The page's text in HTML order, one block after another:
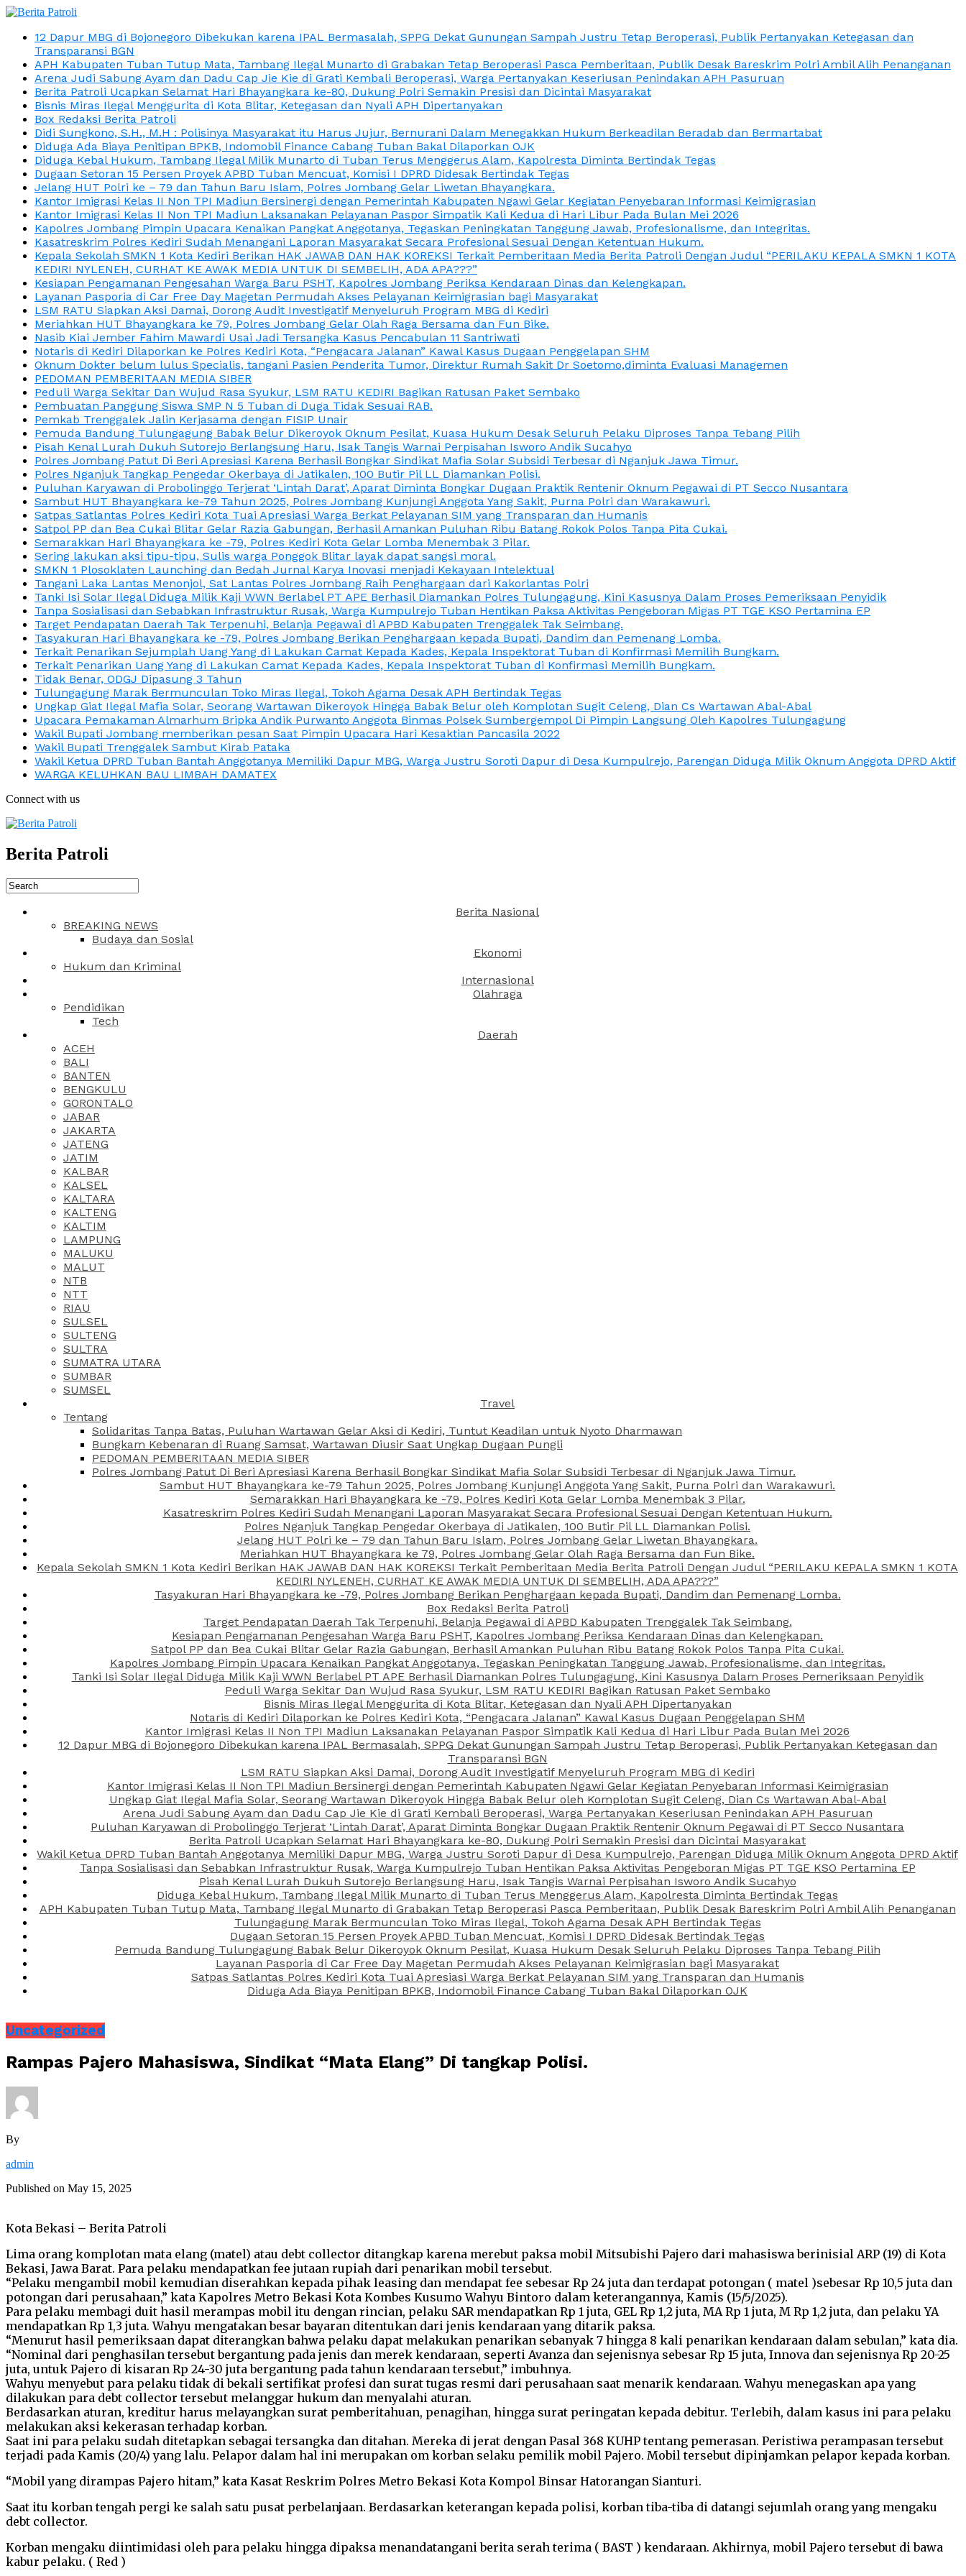
12 Dapur MBG di Bojonegoro Dibekukan karena IPAL Bermasalah, SPPG Dekat Gunungan Sampah Justru Tetap Beroperasi, Publik Pertanyakan Ketegasan dan
Transparansi BGN
APH Kabupaten Tuban Tutup Mata, Tambang Ilegal Munarto di Grabakan Tetap Beroperasi Pasca Pemberitaan, Publik Desak Bareskrim Polri Ambil Alih Penanganan
Arena Judi Sabung Ayam dan Dadu Cap Jie Kie di Grati Kembali Beroperasi, Warga Pertanyakan Keseriusan Penindakan APH Pasuruan
Berita Patroli Ucapkan Selamat Hari Bhayangkara ke-80, Dukung Polri Semakin Presisi dan Dicintai Masyarakat
Bisnis Miras Ilegal Menggurita di Kota Blitar, Ketegasan dan Nyali APH Dipertanyakan
Box Redaksi Berita Patroli
Didi Sungkono, S.H., M.H : Polisinya Masyarakat itu Harus Jujur, Bernurani Dalam Menegakkan Hukum Berkeadilan Beradab dan Bermartabat
Diduga Ada Biaya Penitipan BPKB, Indomobil Finance Cabang Tuban Bakal Dilaporkan OJK
Diduga Kebal Hukum, Tambang Ilegal Milik Munarto di Tuban Terus Menggerus Alam, Kapolresta Diminta Bertindak Tegas
Dugaan Setoran 15 Persen Proyek APBD Tuban Mencuat, Komisi I DPRD Didesak Bertindak Tegas
Jelang HUT Polri ke – 79 dan Tahun Baru Islam, Polres Jombang Gelar Liwetan Bhayangkara.
Kantor Imigrasi Kelas II Non TPI Madiun Bersinergi dengan Pemerintah Kabupaten Ngawi Gelar Kegiatan Penyebaran Informasi Keimigrasian
Kantor Imigrasi Kelas II Non TPI Madiun Laksanakan Pelayanan Paspor Simpatik Kali Kedua di Hari Libur Pada Bulan Mei 2026
Kapolres Jombang Pimpin Upacara Kenaikan Pangkat Anggotanya, Tegaskan Peningkatan Tanggung Jawab, Profesionalisme, dan Integritas.
Kasatreskrim Polres Kediri Sudah Menangani Laporan Masyarakat Secara Profesional Sesuai Dengan Ketentuan Hukum.
Kepala Sekolah SMKN 1 Kota Kediri Berikan HAK JAWAB DAN HAK KOREKSI Terkait Pemberitaan Media Berita Patroli Dengan Judul “PERILAKU KEPALA SMKN 1 KOTA
KEDIRI NYLENEH, CURHAT KE AWAK MEDIA UNTUK DI SEMBELIH, ADA APA???”
Kesiapan Pengamanan Pengesahan Warga Baru PSHT, Kapolres Jombang Periksa Kendaraan Dinas dan Kelengkapan.
Layanan Pasporia di Car Free Day Magetan Permudah Akses Pelayanan Keimigrasian bagi Masyarakat
LSM RATU Siapkan Aksi Damai, Dorong Audit Investigatif Menyeluruh Program MBG di Kediri
Meriahkan HUT Bhayangkara ke 79, Polres Jombang Gelar Olah Raga Bersama dan Fun Bike.
Nasib Kiai Jember Fahim Mawardi Usai Jadi Tersangka Kasus Pencabulan 11 Santriwati
Notaris di Kediri Dilaporkan ke Polres Kediri Kota, “Pengacara Jalanan” Kawal Kasus Dugaan Penggelapan SHM
Oknum Dokter belum lulus Specialis, tangani Pasien Penderita Tumor, Direktur Rumah Sakit Dr Soetomo,diminta Evaluasi Managemen
PEDOMAN PEMBERITAAN MEDIA SIBER
Peduli Warga Sekitar Dan Wujud Rasa Syukur, LSM RATU KEDIRI Bagikan Ratusan Paket Sembako
Pembuatan Panggung Siswa SMP N 5 Tuban di Duga Tidak Sesuai RAB.
Pemkab Trenggalek Jalin Kerjasama dengan FISIP Unair
Pemuda Bandung Tulungagung Babak Belur Dikeroyok Oknum Pesilat, Kuasa Hukum Desak Seluruh Pelaku Diproses Tanpa Tebang Pilih
Pisah Kenal Lurah Dukuh Sutorejo Berlangsung Haru, Isak Tangis Warnai Perpisahan Isworo Andik Sucahyo
Polres Jombang Patut Di Beri Apresiasi Karena Berhasil Bongkar Sindikat Mafia Solar Subsidi Terbesar di Nganjuk Jawa Timur.
Polres Nganjuk Tangkap Pengedar Okerbaya di Jatikalen, 100 Butir Pil LL Diamankan Polisi.
Puluhan Karyawan di Probolinggo Terjerat ‘Lintah Darat’, Aparat Diminta Bongkar Dugaan Praktik Rentenir Oknum Pegawai di PT Secco Nusantara
Sambut HUT Bhayangkara ke-79 Tahun 2025, Polres Jombang Kunjungi Anggota Yang Sakit, Purna Polri dan Warakawuri.
Satpas Satlantas Polres Kediri Kota Tuai Apresiasi Warga Berkat Pelayanan SIM yang Transparan dan Humanis
Satpol PP dan Bea Cukai Blitar Gelar Razia Gabungan, Berhasil Amankan Puluhan Ribu Batang Rokok Polos Tanpa Pita Cukai.
Semarakkan Hari Bhayangkara ke -79, Polres Kediri Kota Gelar Lomba Menembak 3 Pilar.
Sering lakukan aksi tipu-tipu, Sulis warga Ponggok Blitar layak dapat sangsi moral.
SMKN 1 Plosoklaten Launching dan Bedah Jurnal Karya Inovasi menjadi Kekayaan Intelektual
Tangani Laka Lantas Menonjol, Sat Lantas Polres Jombang Raih Penghargaan dari Kakorlantas Polri
Tanki Isi Solar Ilegal Diduga Milik Kaji WWN Berlabel PT APE Berhasil Diamankan Polres Tulungagung, Kini Kasusnya Dalam Proses Pemeriksaan Penyidik
Tanpa Sosialisasi dan Sebabkan Infrastruktur Rusak, Warga Kumpulrejo Tuban Hentikan Paksa Aktivitas Pengeboran Migas PT TGE KSO Pertamina EP
Target Pendapatan Daerah Tak Terpenuhi, Belanja Pegawai di APBD Kabupaten Trenggalek Tak Seimbang.
Tasyakuran Hari Bhayangkara ke -79, Polres Jombang Berikan Penghargaan kepada Bupati, Dandim dan Pemenang Lomba.
Terkait Penarikan Sejumplah Uang Yang di Lakukan Camat Kepada Kades, Kepala Inspektorat Tuban di Konfirmasi Memilih Bungkam.
Terkait Penarikan Uang Yang di Lakukan Camat Kepada Kades, Kepala Inspektorat Tuban di Konfirmasi Memilih Bungkam.
Tidak Benar, ODGJ Dipasung 3 Tahun
Tulungagung Marak Bermunculan Toko Miras Ilegal, Tokoh Agama Desak APH Bertindak Tegas
Ungkap Giat Ilegal Mafia Solar, Seorang Wartawan Dikeroyok Hingga Babak Belur oleh Komplotan Sugit Celeng, Dian Cs Wartawan Abal-Abal
Upacara Pemakaman Almarhum Bripka Andik Purwanto Anggota Binmas Polsek Sumbergempol Di Pimpin Langsung Oleh Kapolres Tulungagung
Wakil Bupati Jombang memberikan pesan Saat Pimpin Upacara Hari Kesaktian Pancasila 2022
Wakil Bupati Trenggalek Sambut Kirab Pataka
Wakil Ketua DPRD Tuban Bantah Anggotanya Memiliki Dapur MBG, Warga Justru Soroti Dapur di Desa Kumpulrejo, Parengan Diduga Milik Oknum Anggota DPRD Aktif
WARGA KELUHKAN BAU LIMBAH DAMATEX
Connect with us
Berita Patroli
Berita Nasional
BREAKING NEWS
Budaya dan Sosial
Ekonomi
Hukum dan Kriminal
Internasional
Olahraga
Pendidikan
Tech
Daerah
ACEH
BALI
BANTEN
BENGKULU
GORONTALO
JABAR
JAKARTA
JATENG
JATIM
KALBAR
KALSEL
KALTARA
KALTENG
KALTIM
LAMPUNG
MALUKU
MALUT
NTB
NTT
RIAU
SULSEL
SULTENG
SULTRA
SUMATRA UTARA
SUMBAR
SUMSEL
Travel
Tentang
Solidaritas Tanpa Batas, Puluhan Wartawan Gelar Aksi di Kediri, Tuntut Keadilan untuk Nyoto Dharmawan
Bungkam Kebenaran di Ruang Samsat, Wartawan Diusir Saat Ungkap Dugaan Pungli
PEDOMAN PEMBERITAAN MEDIA SIBER
Polres Jombang Patut Di Beri Apresiasi Karena Berhasil Bongkar Sindikat Mafia Solar Subsidi Terbesar di Nganjuk Jawa Timur.
Sambut HUT Bhayangkara ke-79 Tahun 2025, Polres Jombang Kunjungi Anggota Yang Sakit, Purna Polri dan Warakawuri.
Semarakkan Hari Bhayangkara ke -79, Polres Kediri Kota Gelar Lomba Menembak 3 Pilar.
Kasatreskrim Polres Kediri Sudah Menangani Laporan Masyarakat Secara Profesional Sesuai Dengan Ketentuan Hukum.
Polres Nganjuk Tangkap Pengedar Okerbaya di Jatikalen, 100 Butir Pil LL Diamankan Polisi.
Jelang HUT Polri ke – 79 dan Tahun Baru Islam, Polres Jombang Gelar Liwetan Bhayangkara.
Meriahkan HUT Bhayangkara ke 79, Polres Jombang Gelar Olah Raga Bersama dan Fun Bike.
Kepala Sekolah SMKN 1 Kota Kediri Berikan HAK JAWAB DAN HAK KOREKSI Terkait Pemberitaan Media Berita Patroli Dengan Judul “PERILAKU KEPALA SMKN 1 KOTA
KEDIRI NYLENEH, CURHAT KE AWAK MEDIA UNTUK DI SEMBELIH, ADA APA???”
Tasyakuran Hari Bhayangkara ke -79, Polres Jombang Berikan Penghargaan kepada Bupati, Dandim dan Pemenang Lomba.
Box Redaksi Berita Patroli
Target Pendapatan Daerah Tak Terpenuhi, Belanja Pegawai di APBD Kabupaten Trenggalek Tak Seimbang.
Kesiapan Pengamanan Pengesahan Warga Baru PSHT, Kapolres Jombang Periksa Kendaraan Dinas dan Kelengkapan.
Satpol PP dan Bea Cukai Blitar Gelar Razia Gabungan, Berhasil Amankan Puluhan Ribu Batang Rokok Polos Tanpa Pita Cukai.
Kapolres Jombang Pimpin Upacara Kenaikan Pangkat Anggotanya, Tegaskan Peningkatan Tanggung Jawab, Profesionalisme, dan Integritas.
Tanki Isi Solar Ilegal Diduga Milik Kaji WWN Berlabel PT APE Berhasil Diamankan Polres Tulungagung, Kini Kasusnya Dalam Proses Pemeriksaan Penyidik
Peduli Warga Sekitar Dan Wujud Rasa Syukur, LSM RATU KEDIRI Bagikan Ratusan Paket Sembako
Bisnis Miras Ilegal Menggurita di Kota Blitar, Ketegasan dan Nyali APH Dipertanyakan
Notaris di Kediri Dilaporkan ke Polres Kediri Kota, “Pengacara Jalanan” Kawal Kasus Dugaan Penggelapan SHM
Kantor Imigrasi Kelas II Non TPI Madiun Laksanakan Pelayanan Paspor Simpatik Kali Kedua di Hari Libur Pada Bulan Mei 2026
12 Dapur MBG di Bojonegoro Dibekukan karena IPAL Bermasalah, SPPG Dekat Gunungan Sampah Justru Tetap Beroperasi, Publik Pertanyakan Ketegasan dan
Transparansi BGN
LSM RATU Siapkan Aksi Damai, Dorong Audit Investigatif Menyeluruh Program MBG di Kediri
Kantor Imigrasi Kelas II Non TPI Madiun Bersinergi dengan Pemerintah Kabupaten Ngawi Gelar Kegiatan Penyebaran Informasi Keimigrasian
Ungkap Giat Ilegal Mafia Solar, Seorang Wartawan Dikeroyok Hingga Babak Belur oleh Komplotan Sugit Celeng, Dian Cs Wartawan Abal-Abal
Arena Judi Sabung Ayam dan Dadu Cap Jie Kie di Grati Kembali Beroperasi, Warga Pertanyakan Keseriusan Penindakan APH Pasuruan
Puluhan Karyawan di Probolinggo Terjerat ‘Lintah Darat’, Aparat Diminta Bongkar Dugaan Praktik Rentenir Oknum Pegawai di PT Secco Nusantara
Berita Patroli Ucapkan Selamat Hari Bhayangkara ke-80, Dukung Polri Semakin Presisi dan Dicintai Masyarakat
Wakil Ketua DPRD Tuban Bantah Anggotanya Memiliki Dapur MBG, Warga Justru Soroti Dapur di Desa Kumpulrejo, Parengan Diduga Milik Oknum Anggota DPRD Aktif
Tanpa Sosialisasi dan Sebabkan Infrastruktur Rusak, Warga Kumpulrejo Tuban Hentikan Paksa Aktivitas Pengeboran Migas PT TGE KSO Pertamina EP
Pisah Kenal Lurah Dukuh Sutorejo Berlangsung Haru, Isak Tangis Warnai Perpisahan Isworo Andik Sucahyo
Diduga Kebal Hukum, Tambang Ilegal Milik Munarto di Tuban Terus Menggerus Alam, Kapolresta Diminta Bertindak Tegas
APH Kabupaten Tuban Tutup Mata, Tambang Ilegal Munarto di Grabakan Tetap Beroperasi Pasca Pemberitaan, Publik Desak Bareskrim Polri Ambil Alih Penanganan
Tulungagung Marak Bermunculan Toko Miras Ilegal, Tokoh Agama Desak APH Bertindak Tegas
Dugaan Setoran 15 Persen Proyek APBD Tuban Mencuat, Komisi I DPRD Didesak Bertindak Tegas
Pemuda Bandung Tulungagung Babak Belur Dikeroyok Oknum Pesilat, Kuasa Hukum Desak Seluruh Pelaku Diproses Tanpa Tebang Pilih
Layanan Pasporia di Car Free Day Magetan Permudah Akses Pelayanan Keimigrasian bagi Masyarakat
Satpas Satlantas Polres Kediri Kota Tuai Apresiasi Warga Berkat Pelayanan SIM yang Transparan dan Humanis
Diduga Ada Biaya Penitipan BPKB, Indomobil Finance Cabang Tuban Bakal Dilaporkan OJK
Uncategorized
Rampas Pajero Mahasiswa, Sindikat “Mata Elang” Di tangkap Polisi.
By
admin
Published on May 15, 2025
Kota Bekasi – Berita Patroli
Lima orang komplotan mata elang (matel) atau debt collector ditangkap karena merebut paksa mobil Mitsubishi Pajero dari mahasiswa berinisial ARP (19) di Kota
Bekasi, Jawa Barat. Para pelaku mendapatkan fee jutaan rupiah dari penarikan mobil tersebut.
“Pelaku mengambil mobil kemudian diserahkan kepada pihak leasing dan mendapat fee sebesar Rp 24 juta dan terdapat potongan ( matel )sebesar Rp 10,5 juta dan
potongan dari perusahaan,” kata Kapolres Metro Bekasi Kota Kombes Kusumo Wahyu Bintoro dalam keterangannya, Kamis (15/5/2025).
Para pelaku membagi duit hasil merampas mobil itu dengan rincian, pelaku SAR mendapatkan Rp 1 juta, GEL Rp 1,2 juta, MA Rp 1 juta, M Rp 1,2 juta, dan pelaku YA
mendapatkan Rp 1,3 juta. Wahyu mengatakan besar bayaran ditentukan dari jenis kendaraan yang ditarik paksa.
“Menurut hasil pemeriksaan dapat diterangkan bahwa pelaku dapat melakukan penarikan sebanyak 7 hingga 8 kali penarikan kendaraan dalam sebulan,” kata dia.
“Nominal dari penghasilan tersebut bergantung pada jenis dan merek kendaraan, seperti Avanza dan sejenisnya sebesar Rp 15 juta, Innova dan sejenisnya Rp 20-25
juta, untuk Pajero di kisaran Rp 24-30 juta bergantung pada tahun kendaraan tersebut,” imbuhnya.
Wahyu menyebut para pelaku tidak di bekali sertifikat profesi dan surat tugas resmi dari perusahaan saat menarik kendaraan. Wahyu menegaskan apa yang
dilakukan para debt collector tersebut melanggar hukum dan menyalahi aturan.
Berdasarkan aturan, kreditur harus melayangkan surat pemberitahuan, penagihan, hingga surat peringatan kepada debitur. Terlebih, dalam kasus ini para pelaku
melakukan aksi kekerasan terhadap korban.
Saat ini para pelaku sudah ditetapkan sebagai tersangka dan ditahan. Mereka di jerat dengan Pasal 368 KUHP tentang pemerasan. Peristiwa perampasan tersebut
terjadi pada Kamis (20/4) yang lalu. Pelapor dalam hal ini merupakan om korban selaku pemilik mobil Pajero. Mobil tersebut dipinjamkan pelapor kepada korban.
“Mobil yang dirampas Pajero hitam,” kata Kasat Reskrim Polres Metro Bekasi Kota Kompol Binsar Hatorangan Sianturi.
Saat itu korban tengah pergi ke salah satu pusat perbelanjaan. Berdasarkan keterangan kepada polisi, korban tiba-tiba di datangi sejumlah orang yang mengaku
debt collector.
Korban mengaku diintimidasi oleh para pelaku hingga dipaksa menandatangani berita serah terima ( BAST ) kendaraan. Akhirnya, mobil Pajero tersebut di bawa
kabur pelaku. ( Red )